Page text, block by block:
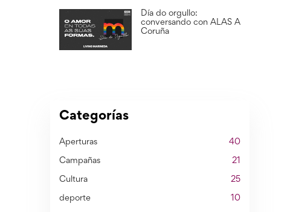
Día do orgullo:
conversando con ALAS A
Coruña
Categorías
Aperturas 40
Campañas 21
Cultura 25
deporte 10